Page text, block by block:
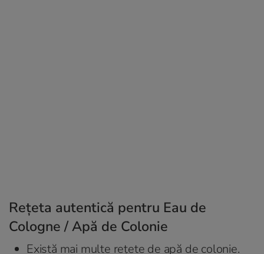
Rețeta autentică pentru Eau de
Cologne / Apă de Colonie
Există mai multe rețete de apă de colonie.